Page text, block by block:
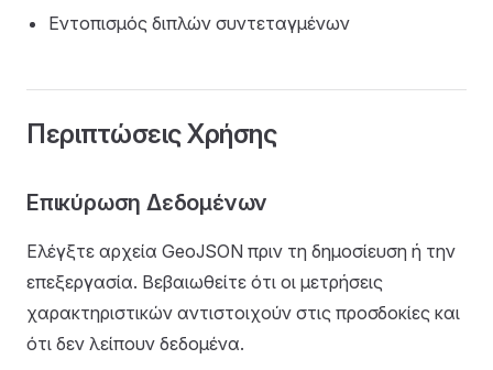
Εντοπισμός διπλών συντεταγμένων
Περιπτώσεις Χρήσης
Επικύρωση Δεδομένων
Ελέγξτε αρχεία GeoJSON πριν τη δημοσίευση ή την
επεξεργασία. Βεβαιωθείτε ότι οι μετρήσεις
χαρακτηριστικών αντιστοιχούν στις προσδοκίες και
ότι δεν λείπουν δεδομένα.